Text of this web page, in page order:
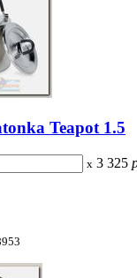
Teapot 1.5
x 3 325